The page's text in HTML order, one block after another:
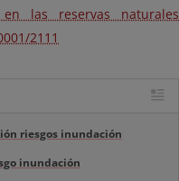
las reservas naturales
2111
riesgos inundación
inundación